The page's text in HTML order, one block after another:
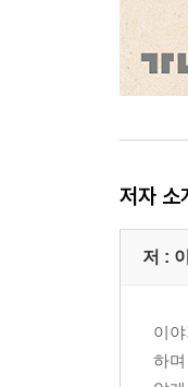
저자 소
저 :
이
하